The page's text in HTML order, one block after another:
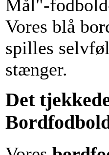
Mål"-
Vores blå
spilles
stænger.
Det